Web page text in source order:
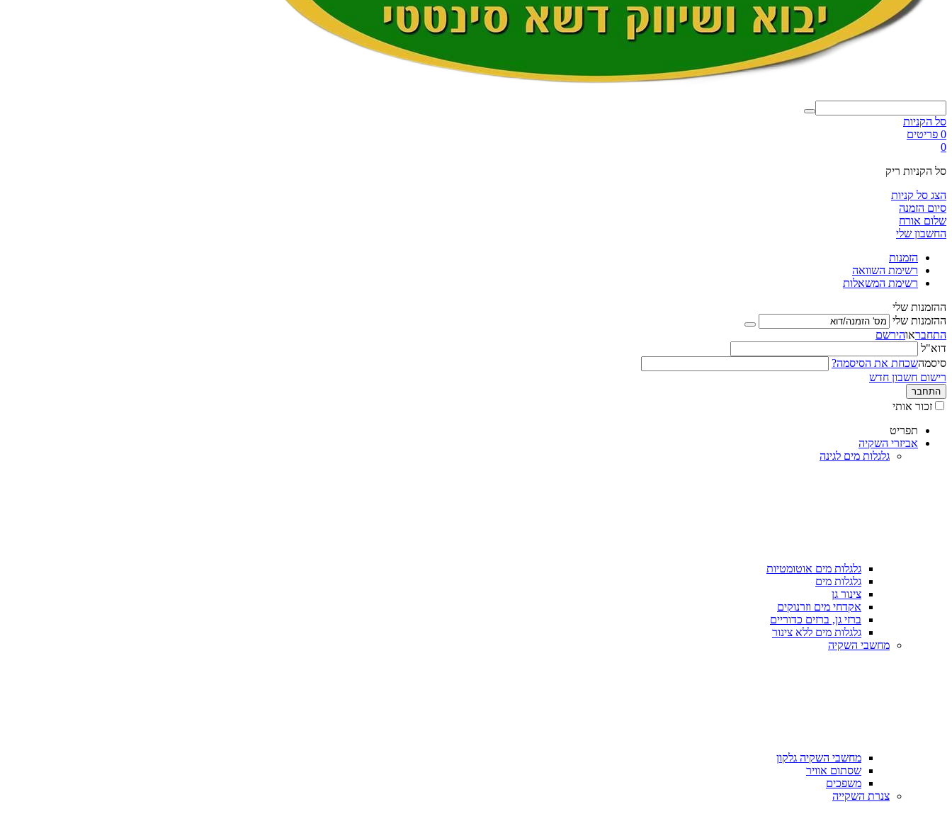
סל הקניות
0 פריטים
0
סל הקניות ריק
הצג סל קניות
סיום הזמנה
שלום אורח
החשבון שלי
הזמנות
רשימת השוואה
רשימת המשאלות
ההזמנות שלי
ההזמנות שלי
התחבראוהירשם
דוא"ל
סיסמהשכחת את הסיסמה?
רישום חשבון חדש
התחבר
זכור אותי
תפריט
אביזרי השקיה
גלגלות מים לגינה
גלגלות מים אוטומטיות
גלגלות מים
צינור גן
אקדחי מים וזרנוקים
ברזי גן, ברזים כדוריים
גלגלות מים ללא צינור
מחשבי השקיה
מחשבי השקיה גלקון
שסתום אוויר
משפכים
צנרת השקייה